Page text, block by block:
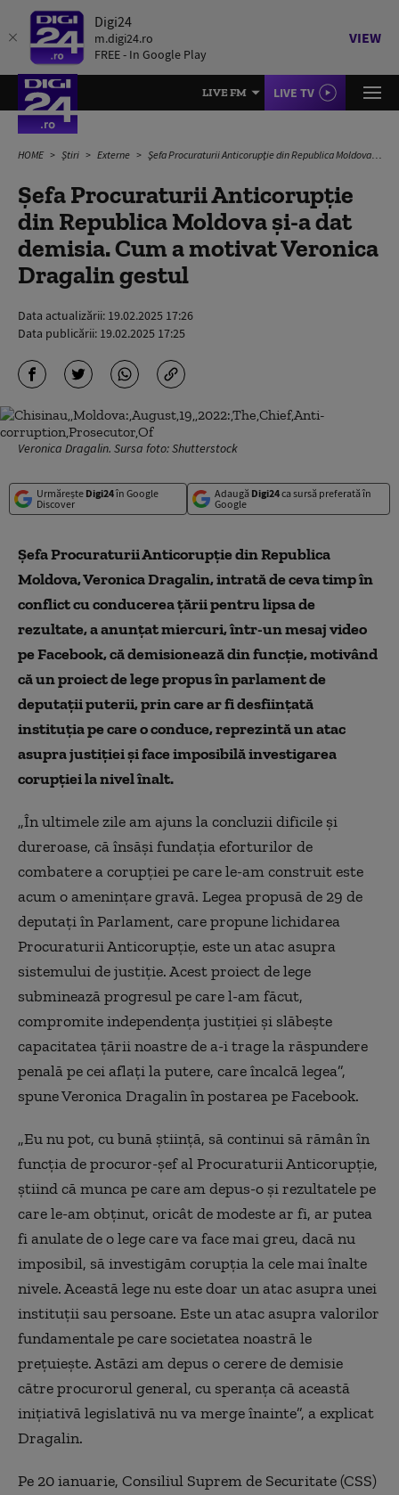
Digi24
m.digi24.ro
FREE - In Google Play
VIEW
LIVE FM LIVE TV
HOME Știri Externe Şefa Procuraturii Anticorupţie din Republica Moldova și-a dat demisia. Cum a motivat Veronica Dragalin gestul
Şefa Procuraturii Anticorupţie
din Republica Moldova și-a dat
demisia. Cum a motivat Veronica
Dragalin gestul
Data actualizării: 19.02.2025 17:26
Data publicării: 19.02.2025 17:25
Veronica Dragalin. Sursa foto: Shutterstock
Urmărește Digi24în Google
Discover
Adaugă Digi24ca sursă preferată în
Google
Şefa Procuraturii Anticorupţie din Republica
Moldova, Veronica Dragalin, intrată de ceva timp în
conflict cu conducerea ţării pentru lipsa de
rezultate, a anunţat miercuri, într-un mesaj video
pe Facebook, că demisionează din funcţie, motivând
că un proiect de lege propus în parlament de
deputaţii puterii, prin care ar fi desfiinţată
instituţia pe care o conduce, reprezintă un atac
asupra justiţiei şi face imposibilă investigarea
corupţiei la nivel înalt.
„În ultimele zile am ajuns la concluzii dificile şi
dureroase, că însăşi fundaţia eforturilor de
combatere a corupţiei pe care le-am construit este
acum o ameninţare gravă. Legea propusă de 29 de
deputaţi în Parlament, care propune lichidarea
Procuraturii Anticorupţie, este un atac asupra
sistemului de justiţie. Acest proiect de lege
subminează progresul pe care l-am făcut,
compromite independenţa justiţiei şi slăbeşte
capacitatea ţării noastre de a-i trage la răspundere
penală pe cei aflaţi la putere, care încalcă legea”,
spune Veronica Dragalin în postarea pe Facebook.
„Eu nu pot, cu bună ştiinţă, să continui să rămân în
funcţia de procuror-şef al Procuraturii Anticorupţie,
ştiind că munca pe care am depus-o şi rezultatele pe
care le-am obţinut, oricât de modeste ar fi, ar putea
fi anulate de o lege care va face mai greu, dacă nu
imposibil, să investigăm corupţia la cele mai înalte
nivele. Această lege nu este doar un atac asupra unei
instituţii sau persoane. Este un atac asupra valorilor
fundamentale pe care societatea noastră le
preţuieşte. Astăzi am depus o cerere de demisie
către procurorul general, cu speranţa că această
iniţiativă legislativă nu va merge înainte”, a explicat
Dragalin.
Pe 20 ianuarie, Consiliul Suprem de Securitate (CSS)